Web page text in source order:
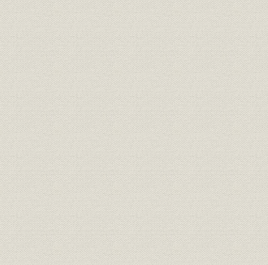
製造工程;設備
プレス作業、塗装工場、メッキ
工場
設備;製造工程
ガラス工場、組立工場、シール
ド・ビームの製造
製品
当社製の車内灯とリクライニン
グ・シート
事業所 品川工場 昭和12年
事業所;催し 品川工場の落成内祝 昭和10年
製品 ソビエト蒸気機関車用前照灯 昭和11年
製品
サイドランプ、開閉器、マーカ
ーライト
昭和11年
組織
会社設立時(昭和11年4月1日)の
職制
昭和11年
大正元年